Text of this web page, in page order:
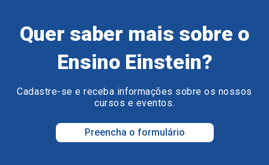
Quer saber mais sobre o
Ensino Einstein?
Cadastre-se e receba informações sobre os nossos
cursos e eventos.
Preencha o formulário